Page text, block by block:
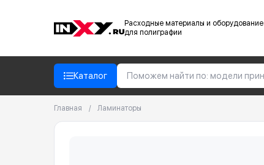
Расходные материалы и оборудование
для полиграфии
Каталог
Главная / Ламинаторы